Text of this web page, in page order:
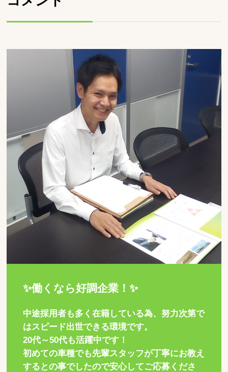
✨働くなら好調企業！✨
中途採用者も多く在籍している為、努力次第で
はスピード出世できる環境です。
20代～50代も活躍中です！
初めての車種でも先輩スタッフが丁寧にお教え
するとの事でしたので安心してご応募くださ